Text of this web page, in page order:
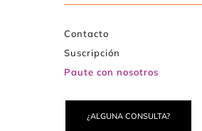
Contacto
Suscripción
Paute con nosotros
¿ALGUNA CONSULTA?